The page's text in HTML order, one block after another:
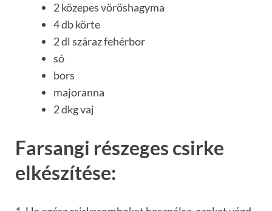
2 közepes vöröshagyma
4 db körte
2 dl száraz fehérbor
só
bors
majoranna
2 dkg vaj
Farsangi részeges csirke
elkészítése: